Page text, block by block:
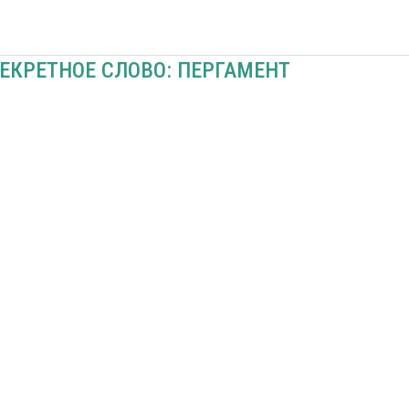
СЛОВО: ПЕРГАМЕНТ